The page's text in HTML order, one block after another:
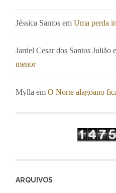
Jéssica Santos emUma perda
Jardel Cesar dos Santos Julião
menor
Mylla emO Norte alagoano
ARQUIVOS